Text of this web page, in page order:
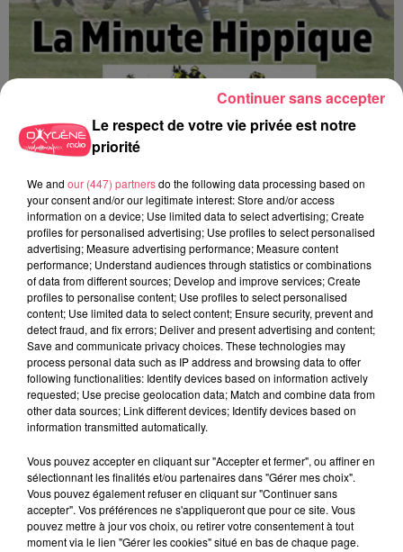
La minute Hippique - 05 08 2026
Le respect de votre vie privée est notre
priorité
We and our (447) partnersdo the following data processing based on
your consent and/or our legitimate interest: Store and/or access
information on a device; Use limited data to select advertising; Create
profiles for personalised advertising; Use profiles to select personalised
advertising; Measure advertising performance; Measure content
performance; Understand audiences through statistics or combinations
of data from different sources; Develop and improve services; Create
profiles to personalise content; Use profiles to select personalised
content; Use limited data to select content; Ensure security, prevent and
detect fraud, and fix errors; Deliver and present advertising and content;
Save and communicate privacy choices. These technologies may
process personal data such as IP address and browsing data to offer
following functionalities: Identify devices based on information actively
requested; Use precise geolocation data; Match and combine data from
other data sources; Link different devices; Identify devices based on
information transmitted automatically.
Vous pouvez accepter en cliquant sur "Accepter et fermer", ou affiner en
sélectionnant les finalités et/ou partenaires dans "Gérer mes choix".
Vous pouvez également refuser en cliquant sur "Continuer sans
accepter". Vos préférences ne s'appliqueront que pour ce site. Vous
pouvez mettre à jour vos choix, ou retirer votre consentement à tout
moment via le lien "Gérer les cookies" situé en bas de chaque page.
Continuer sans accepter